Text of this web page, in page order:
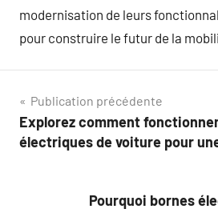
modernisation de leurs
pour construire le futur de la
Navigation
de
Publication précédente
Explorez comment
électriques de voiture pour
Pourquoi bornes